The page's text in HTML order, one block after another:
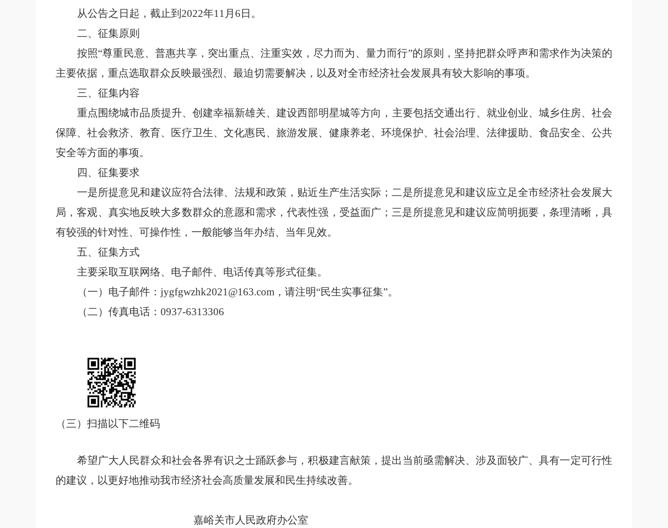
从公告之日起，截止到 2022年11月 6 日。
二、征集原则
按照“尊重民意、普惠共享，突出重点、注重实效，尽力而为、量力而行”的原则，坚持把群众呼声和需求作为决策的
主要依据，重点选取群众反映最强烈、最迫切需要解决，以及对全市经济社会发展具有较大影响的事项。
三、征集内容
重点 围绕城市品质提升、创建幸福新雄关、建设西部明星城等方向， 主要包括交通出行、就业创业、城乡住房、社会
保障、社会救济、教育、医疗卫生、文化惠民、旅游发展、健康养老、环境保护、社会治理、法律援助、食品安全、公共
安全等方面的事项。
四、征集要求
一是所提意见和建议应符合法律、法规和政策，贴近生产生活实际；二是所提意见和建议应立足全市经济社会发展大
局，客观、真实地反映大多数群众的意愿和需求，代表性强，受益面广；三是所提意见和建议应简明扼要，条理清晰，具
有较强的针对性、可操作性，一般能够当年办结、当年见效。
五、征集方式
主要采取互联网络、电子邮件、 电话传真等形式征集。
（一）电子邮件： jygfgwzhk2021@163.com， 请注明“民生实事征集”。
（二） 传真电话： 0937-6313306
（三）扫描以下二维码
希望广大人民群众和社会各界有识之士踊跃参与，积极建言献策，提出当前亟需解决、涉及面较广、具有一定可行性
的建议，以更好地推动我市经济社会高质量发展和民生持续改善。
嘉峪关市人民政府办公室